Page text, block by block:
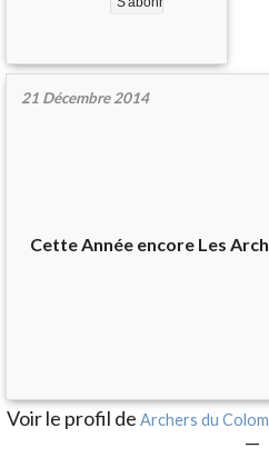
21 Décembre 2014
Cette Année encore Les
Voir le profil de Archers du